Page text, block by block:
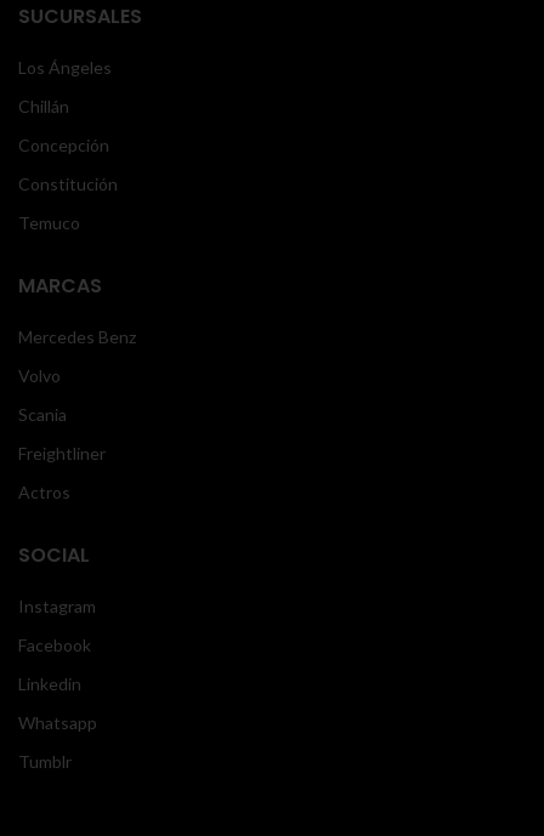
SUCURSALES
Los Ángeles
Chillán
Concepción
Constitución
Temuco
MARCAS
Mercedes Benz
Volvo
Scania
Freightliner
Actros
SOCIAL
Instagram
Facebook
Linkedin
Whatsapp
Tumblr